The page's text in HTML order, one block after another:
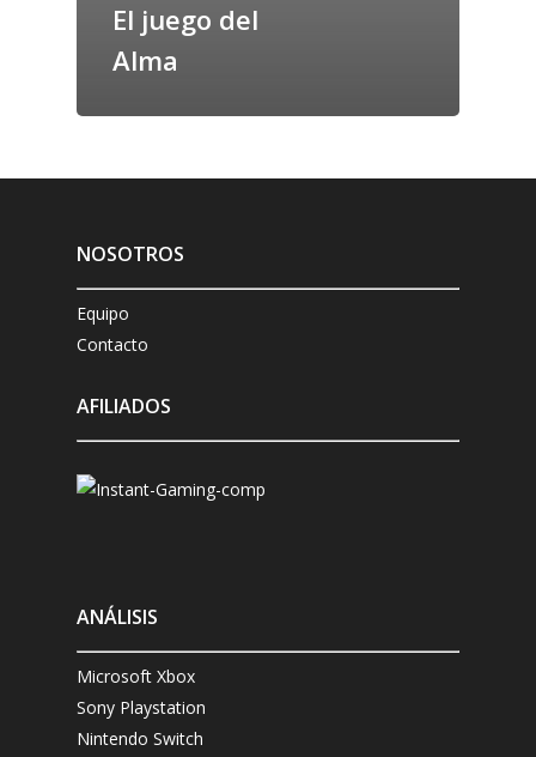
El juego del
Alma
NOSOTROS
Equipo
Contacto
AFILIADOS
ANÁLISIS
Microsoft Xbox
Sony Playstation
Nintendo Switch